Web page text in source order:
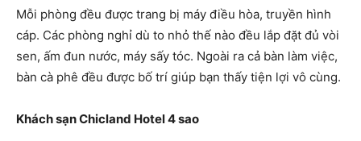
Mỗi phòng đều được trang bị máy điều hòa, truyền hình
cáp. Các phòng nghỉ dù to nhỏ thế nào đều lắp đặt đủ vòi
sen, ấm đun nước, máy sấy tóc. Ngoài ra cả bàn làm việc,
bàn cà phê đều được bố trí giúp bạn thấy tiện lợi vô cùng.
Khách sạn Chicland Hotel 4 sao